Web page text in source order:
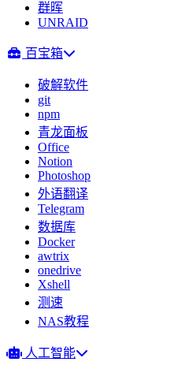
群晖
UNRAID
百宝箱
破解软件
git
npm
青龙面板
Office
Notion
Photoshop
外语翻译
Telegram
数据库
Docker
awtrix
onedrive
Xshell
测速
NAS教程
人工智能